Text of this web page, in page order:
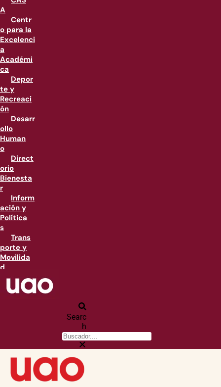
A
Centr
o para la
Excelenci
a
Académi
ca
Depor
te y
Recreaci
ón
Desarr
ollo
Human
o
Direct
orio
Bienesta
r
Inform
ación y
Política
s
Trans
porte y
Movilida
d
Searc
h